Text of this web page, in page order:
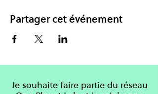
Partager cet événement
Je souhaite faire partie du réseau